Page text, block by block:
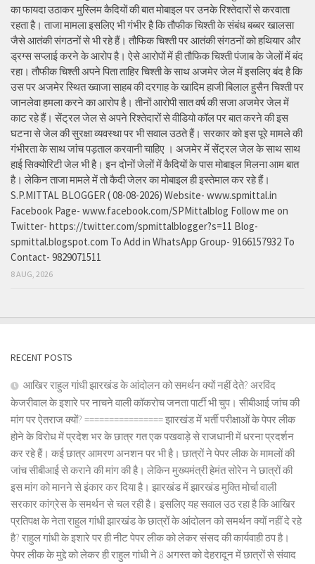
का फायदा उठाकर मुस्लिम कैदियों की बात मोबाइल पर उनके रिश्तेदारों से करवाता
रहता है। ताजा मामला इसलिए भी गंभीर है कि तौफीक चिश्ती के संबंध बब्बर खालसा
जैसे आतंकी संगठनों से भी रहे हैं। तौफिक चिश्ती पर आतंकी संगठनों को हथियार और
ड्रग्स सप्लाई करने के आरोप है। ऐसे आरोपों में ही तौफिक चिश्ती पंजाब के जेलों में बंद
रहा। तौफीक चिश्ती अपने पिता ताहिर चिश्ती के साथ अजमेर जेल में इसलिए बंद है कि
उस पर अजमेर स्थित ख्वाजा साहब की दरगाह के खादिम हाजी बिलाल हुसैन चिश्ती पर
जानलेवा हमला करने का आरोप है। तीनों आरोपी सात वर्ष की सजा अजमेर जेल में
काट रहे हैं। सेंट्रल जेल से अपने रिश्तेदारों से वीडियो कॉल पर बात करने की इस
घटना से जेल की सुरक्षा व्यवस्था पर भी सवाल उठते हैं। सरकार को इस पूरे मामले की
गंभीरता के साथ जांच पड़ताल करवानी चाहिए । अजमेर में सेंट्रल जेल के साथ साथ
हाई सिक्योरिटी जेल भी है। इन दोनों जेलों में कैदियों के पास मोबाइल मिलना आम बात
है। लेकिन ताजा मामले में तो कैदी जेलर का मोबाइल ही इस्तेमाल कर रहे हैं।
S.P.MITTAL BLOGGER ( 08-08-2026) Website- www.spmittal.in
Facebook Page- www.facebook.com/SPMittalblog Follow me on
Twitter- https://twitter.com/spmittalblogger?s=11 Blog-
spmittal.blogspot.com To Add in WhatsApp Group- 9166157932 To
Contact- 9829071511
8 AUG, 2026
RECENT POSTS
आखिर राहुल गांधी झारखंड के आंदोलन को समर्थन क्यों नहीं देते? अरविंद
केजरीवाल के इशारे पर नाचने वाली कॉकरोच जनता पार्टी भी चुप। सीबीआई जांच की
मांग पर ऐतराज क्यों? ================ झारखंड में भर्ती परीक्षाओं के पेपर लीक
होने के विरोध में प्रदेश भर के छात्र गत एक पखवाड़े से राजधानी में धरना प्रदर्शन
कर रहे हैं। कई छात्र आमरण अनशन पर भी है। छात्रों ने पेपर लीक के मामलों की
जांच सीबीआई से कराने की मांग की है। लेकिन मुख्यमंत्री हेमंत सोरेन ने छात्रों की
इस मांग को मानने से इंकार कर दिया है। झारखंड में झारखंड मुक्ति मोर्चा वाली
सरकार कांग्रेस के समर्थन से चल रही है। इसलिए यह सवाल उठ रहा है कि आखिर
प्रतिपक्ष के नेता राहुल गांधी झारखंड के छात्रों के आंदोलन को समर्थन क्यों नहीं दे रहे
है? राहुल गांधी के इशारे पर ही नीट पेपर लीक को लेकर संसद की कार्यवाही ठप है।
पेपर लीक के मुद्दे को लेकर ही राहुल गांधी ने 8 अगस्त को देहरादून में छात्रों से संवाद